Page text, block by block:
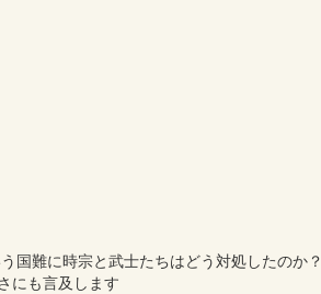
国難に時宗と武士たちはどう対処したのか？
にも言及します